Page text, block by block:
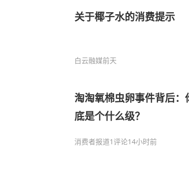
关于椰子水的消费提示
白云融媒前天
淘淘氧棉虫卵事件背后：
底是个什么级？
消费者报道1评论14小时前